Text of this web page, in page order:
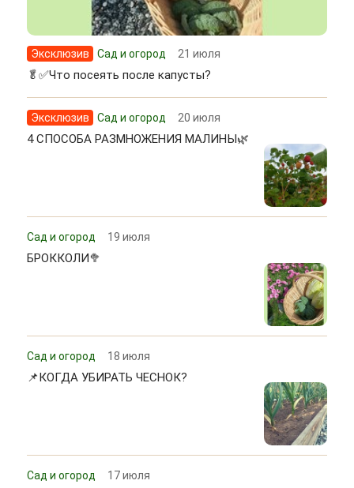
Эксклюзив Сад и огород 21 июля
🥬✅Что посеять после капусты?
Эксклюзив Сад и огород 20 июля
4 СПОСОБА РАЗМНОЖЕНИЯ МАЛИНЫ🌿
Сад и огород 19 июля
БРОККОЛИ🥦
Сад и огород 18 июля
📌КОГДА УБИРАТЬ ЧЕСНОК?
Сад и огород 17 июля